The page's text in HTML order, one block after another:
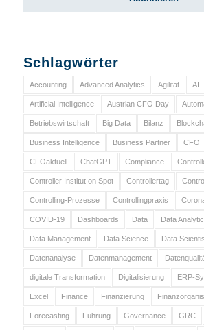
Schlagwörter
Accounting Advanced Analytics Agilität AI
Artificial Intelligence Austrian CFO Day
Betriebswirtschaft Big Data Bilanz
Business Intelligence Business Partner CFO
CFOaktuell ChatGPT Compliance
Controller Institut on Spot Controllertag
Controlling-Prozesse Controllingpraxis
COVID-19 Dashboards Data Data
Data Management Data Science Data
Datenanalyse Datenmanagement
digitale Transformation Digitalisierung ERP-
Excel Finance Finanzierung
Forecasting Führung Governance GRC